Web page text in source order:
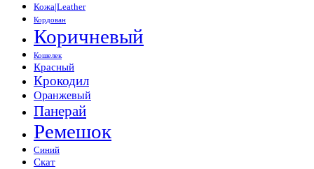
Кожа|Leather
Кордован
Коричневый
Кошелек
Красный
Крокодил
Оранжевый
Панерай
Ремешок
Синий
Скат